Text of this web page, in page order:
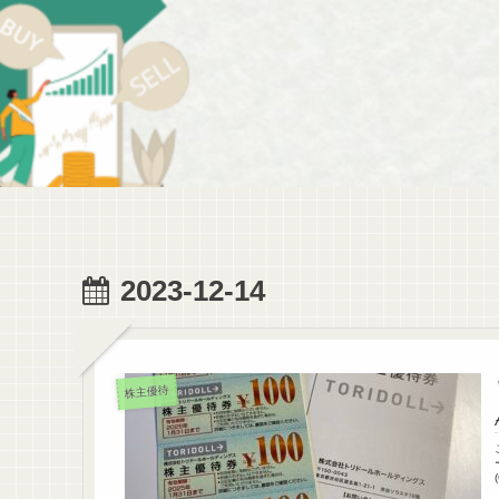
2023-12-14
株主優待